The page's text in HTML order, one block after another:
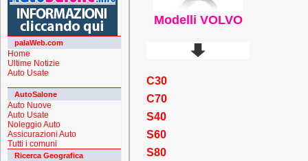
palaWeb.com
Home
Ultime Notizie
Auto Usate
AutoSalone
Auto Nuove
Auto Usate
Noleggio Auto
Assicurazioni Auto
Tutti i comuni
Ricerca Geografica
Modelli VOLVO
C30
C70
S40
S60
S80